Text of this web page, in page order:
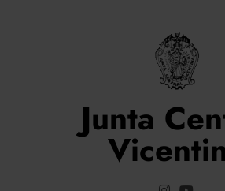
Junta
Web Oficial De La Junta Central